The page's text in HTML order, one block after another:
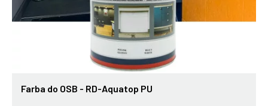
Farba do OSB - RD-Aquatop PU